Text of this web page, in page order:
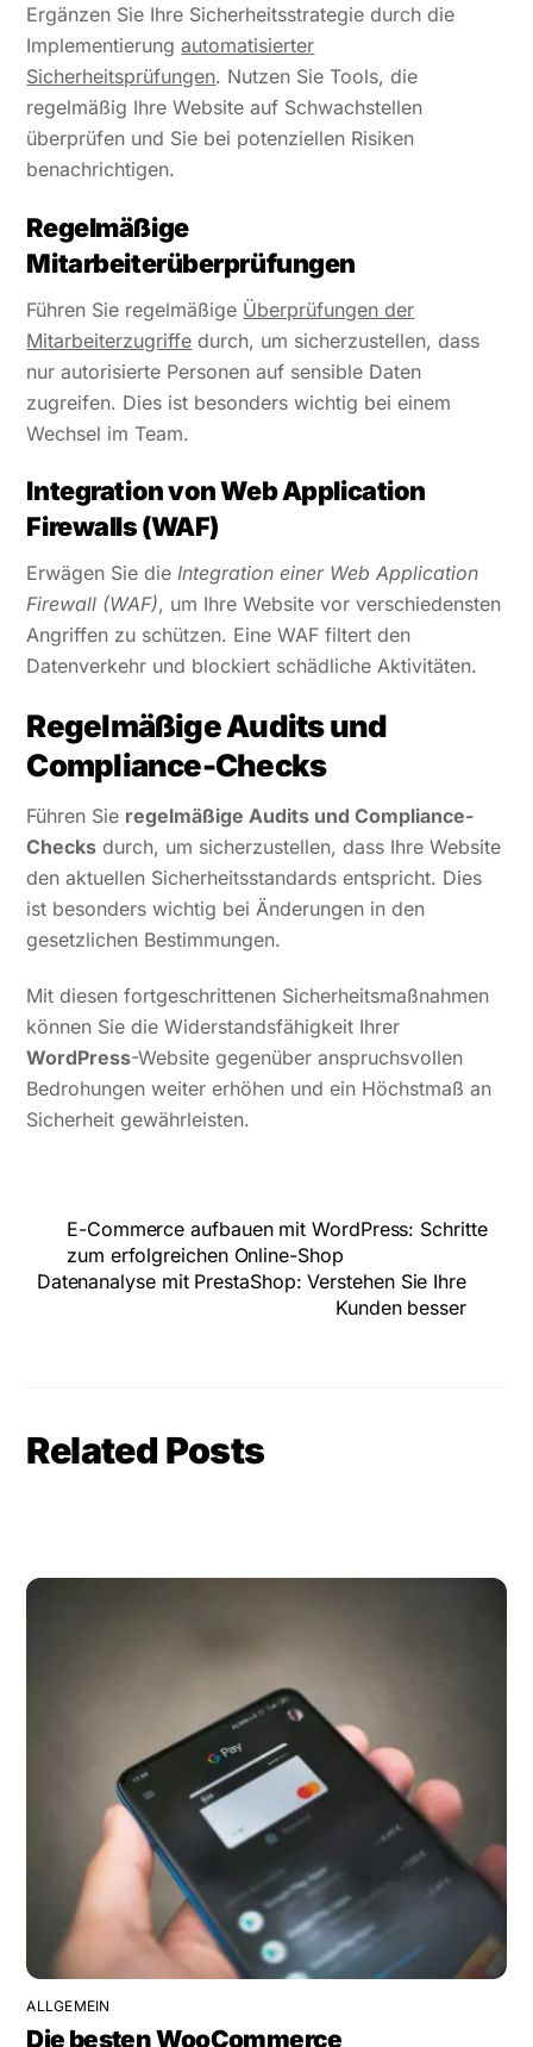
Ergänzen Sie Ihre Sicherheitsstrategie durch die
Implementierungautomatisierter
Sicherheitsprüfungen. Nutzen Sie Tools, die
regelmäßig Ihre Website auf Schwachstellen
überprüfen und Sie bei potenziellen Risiken
benachrichtigen.
Regelmäßige
Mitarbeiterüberprüfungen
Führen Sie regelmäßige Überprüfungen der
Mitarbeiterzugriffe durch, um sicherzustellen, dass
nur autorisierte Personen auf sensible Daten
zugreifen. Dies ist besonders wichtig bei einem
Wechsel im Team.
Integration von Web Application
Firewalls (WAF)
Erwägen Sie dieIntegration einer Web Application
Firewall (WAF), um Ihre Website vor verschiedensten
Angriffen zu schützen. Eine WAF filtert den
Datenverkehr und blockiert schädliche Aktivitäten.
Regelmäßige Audits und
Compliance-Checks
Führen Sie regelmäßige Audits und Compliance-
Checks durch, um sicherzustellen, dass Ihre Website
den aktuellen Sicherheitsstandards entspricht. Dies
ist besonders wichtig bei Änderungen in den
gesetzlichen Bestimmungen.
Mit diesen fortgeschrittenen Sicherheitsmaßnahmen
können Sie die Widerstandsfähigkeit Ihrer
WordPress-Website gegenüber anspruchsvollen
Bedrohungen weiter erhöhen und ein Höchstmaß an
Sicherheit gewährleisten.
E-Commerce aufbauen mit WordPress: Schritte
zum erfolgreichen Online-Shop
Datenanalyse mit PrestaShop: Verstehen Sie Ihre
Kunden besser
Related Posts
ALLGEMEIN
Die besten WooCommerce